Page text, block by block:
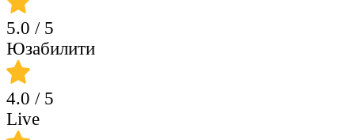
5.0 / 5
Юзабилити
4.0 / 5
Live